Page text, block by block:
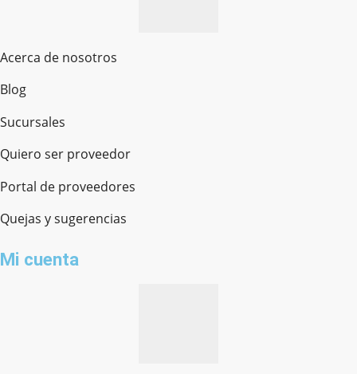
Acerca de nosotros
Blog
Sucursales
Quiero ser proveedor
Portal de proveedores
Quejas y sugerencias
Mi cuenta